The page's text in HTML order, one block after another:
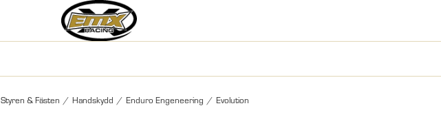
Styren & Fästen / Handskydd / Enduro Engeneering / Evolution